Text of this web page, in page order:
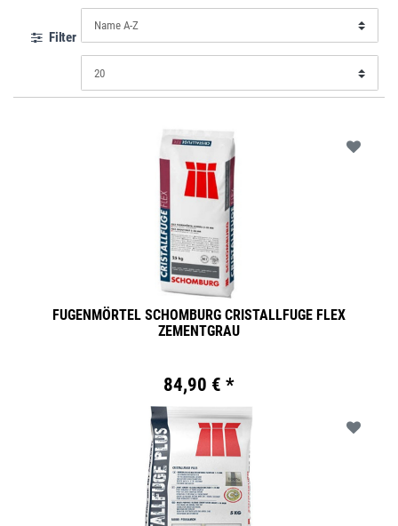
Filter
FUGENMÖRTEL SCHOMBURG CRISTALLFUGE FLEX
ZEMENTGRAU
84,90 € *